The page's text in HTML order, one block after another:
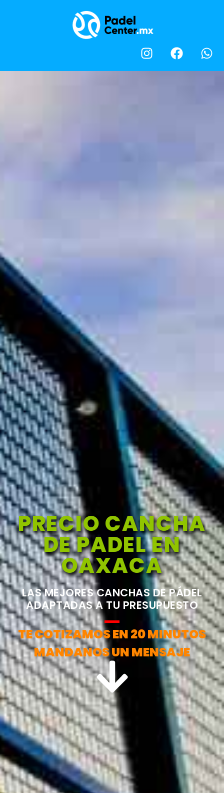
PRECIO CANCHA
DE PADEL EN
OAXACA
LAS MEJORES CANCHAS DE PÁDEL
ADAPTADAS A TU PRESUPUESTO
TE COTIZAMOS EN 20 MINUTOS
MANDANOS UN MENSAJE